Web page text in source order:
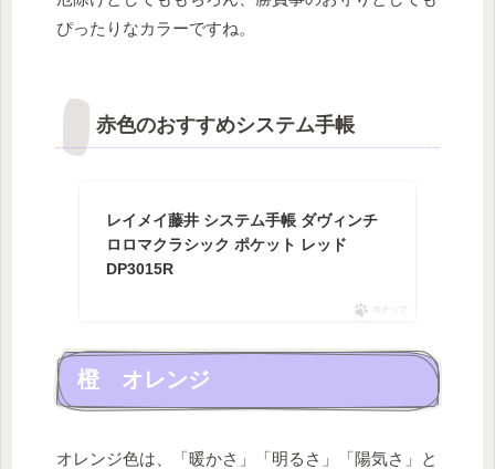
ぴったりなカラーですね。
赤色のおすすめシステム手帳
レイメイ藤井 システム手帳 ダヴィンチ
ロロマクラシック ポケット レッド
DP3015R
ポチップ
橙 オレンジ
オレンジ色は、「暖かさ」「明るさ」「陽気さ」と